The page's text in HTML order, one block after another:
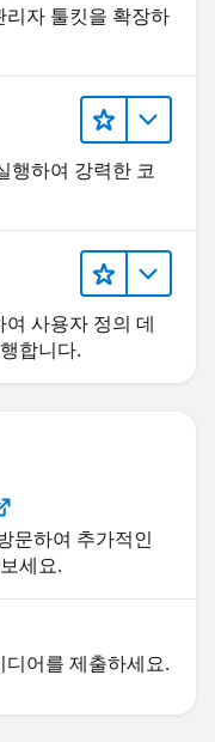
자 툴킷을 확장하
행하여 강력한 코
사용자 정의 데
합니다.
문하여 추가적인
세요.
어를 제출하세요.